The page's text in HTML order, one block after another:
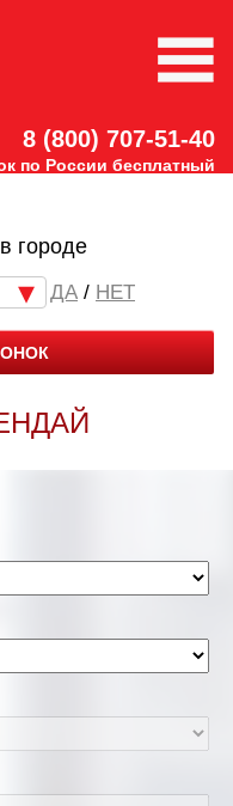
8 (800) 707-51-40
по России бесплатный
городе
/ НЕТ